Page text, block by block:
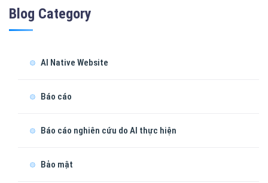
Blog Category
AI Native Website
Báo cáo
Báo cáo nghiên cứu do AI thực hiện
Bảo mật